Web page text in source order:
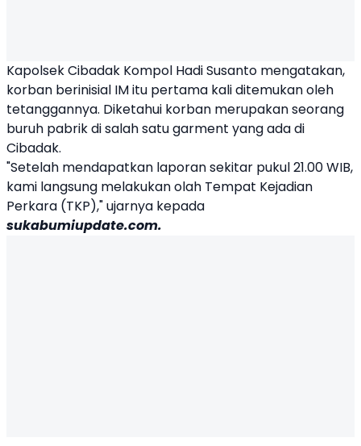
Kapolsek Cibadak Kompol Hadi Susanto mengatakan,
korban berinisial IM itu pertama kali ditemukan oleh
tetanggannya. Diketahui korban merupakan seorang
buruh pabrik di salah satu garment yang ada di
Cibadak.
"Setelah mendapatkan laporan sekitar pukul 21.00 WIB,
kami langsung melakukan olah Tempat Kejadian
Perkara (TKP)," ujarnya kepada
sukabumiupdate.com.